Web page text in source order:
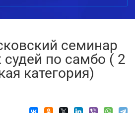
семинар
по самбо ( 2
категория)